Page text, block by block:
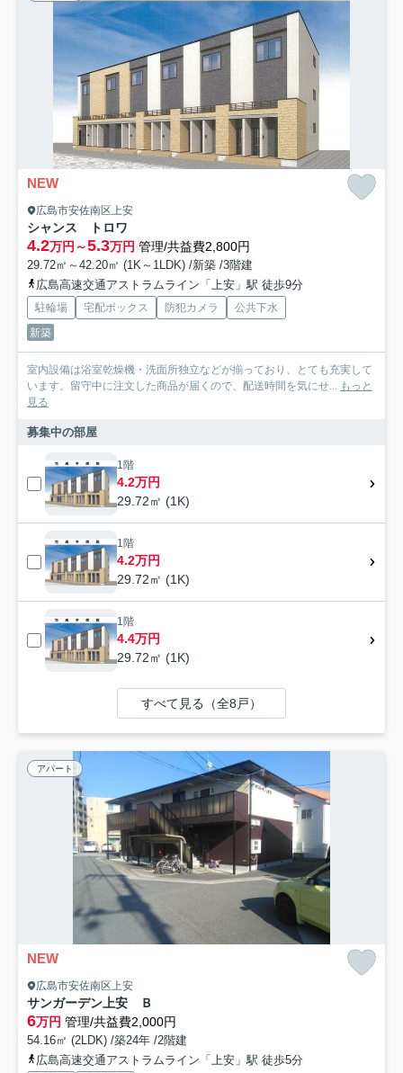
NEW
広島市安佐南区上安
シャンス トロワ
4.2万円～5.3万円 管理/共益費2,800円
29.72㎡～42.20㎡ (1K～1LDK) /新築 /3階建
広島高速交通アストラムライン「上安」駅 徒歩9分
駐輪場 宅配ボックス 防犯カメラ
公共下水
新築
室内設備は浴室乾燥機・洗面所独立などが揃っており、とても充実して
います。留守中に注文した商品が届くので、配送時間を気にせ... もっと
見る
募集中の部屋
1階
4.2万円
29.72㎡ (1K)
1階
4.2万円
29.72㎡ (1K)
1階
4.4万円
29.72㎡ (1K)
すべて見る（全8戸）
アパート
NEW
広島市安佐南区上安
サンガーデン上安 Ｂ
6万円 管理/共益費2,000円
54.16㎡ (2LDK) /築24年 /2階建
広島高速交通アストラムライン「上安」駅 徒歩5分